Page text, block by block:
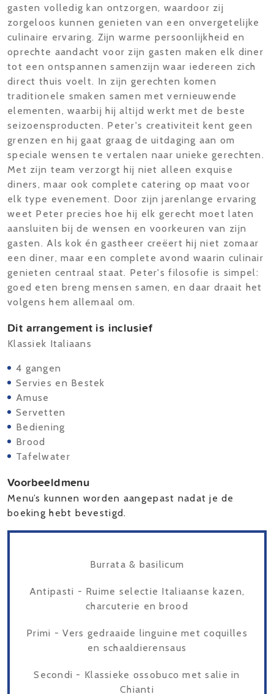
gasten volledig kan ontzorgen, waardoor zij
zorgeloos kunnen genieten van een onvergetelijke
culinaire ervaring. Zijn warme persoonlijkheid en
oprechte aandacht voor zijn gasten maken elk diner
tot een ontspannen samenzijn waar iedereen zich
direct thuis voelt. In zijn gerechten komen
traditionele smaken samen met vernieuwende
elementen, waarbij hij altijd werkt met de beste
seizoensproducten. Peter's creativiteit kent geen
grenzen en hij gaat graag de uitdaging aan om
speciale wensen te vertalen naar unieke gerechten.
Met zijn team verzorgt hij niet alleen exquise
diners, maar ook complete catering op maat voor
elk type evenement. Door zijn jarenlange ervaring
weet Peter precies hoe hij elk gerecht moet laten
aansluiten bij de wensen en voorkeuren van zijn
gasten. Als kok én gastheer creëert hij niet zomaar
een diner, maar een complete avond waarin culinair
genieten centraal staat. Peter's filosofie is simpel:
goed eten breng mensen samen, en daar draait het
volgens hem allemaal om.
Dit arrangement is inclusief
Klassiek Italiaans
4 gangen
Servies en Bestek
Amuse
Servetten
Bediening
Brood
Tafelwater
Voorbeeldmenu
Menu’s kunnen worden aangepast nadat je de
boeking hebt bevestigd.
Burrata & basilicum
Antipasti - Ruime selectie Italiaanse kazen,
charcuterie en brood
Primi - Vers gedraaide linguine met coquilles
en schaaldierensaus
Secondi - Klassieke ossobuco met salie in
Chianti